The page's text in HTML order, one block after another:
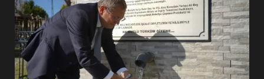
1
AYVALIK SU MİRASI İÇİN
HAREKETE GEÇİYOR: GÖZLER
BULUŞMADA